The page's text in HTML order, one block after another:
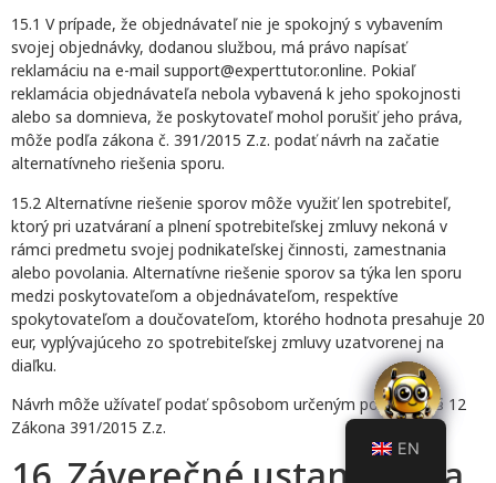
15.1 V prípade, že objednávateľ nie je spokojný s vybavením
svojej objednávky, dodanou službou, má právo napísať
reklamáciu na e-mail support@experttutor.online. Pokiaľ
reklamácia objednávateľa nebola vybavená k jeho spokojnosti
alebo sa domnieva, že poskytovateľ mohol porušiť jeho práva,
môže podľa zákona č. 391/2015 Z.z. podať návrh na začatie
alternatívneho riešenia sporu.
15.2 Alternatívne riešenie sporov môže využiť len spotrebiteľ,
ktorý pri uzatváraní a plnení spotrebiteľskej zmluvy nekoná v
rámci predmetu svojej podnikateľskej činnosti, zamestnania
alebo povolania. Alternatívne riešenie sporov sa týka len sporu
medzi poskytovateľom a objednávateľom, respektíve
spokytovateľom a doučovateľom, ktorého hodnota presahuje 20
eur, vyplývajúceho zo spotrebiteľskej zmluvy uzatvorenej na
diaľku.
Návrh môže užívateľ podať spôsobom určeným podľa ust. § 12
Zákona 391/2015 Z.z.
EN